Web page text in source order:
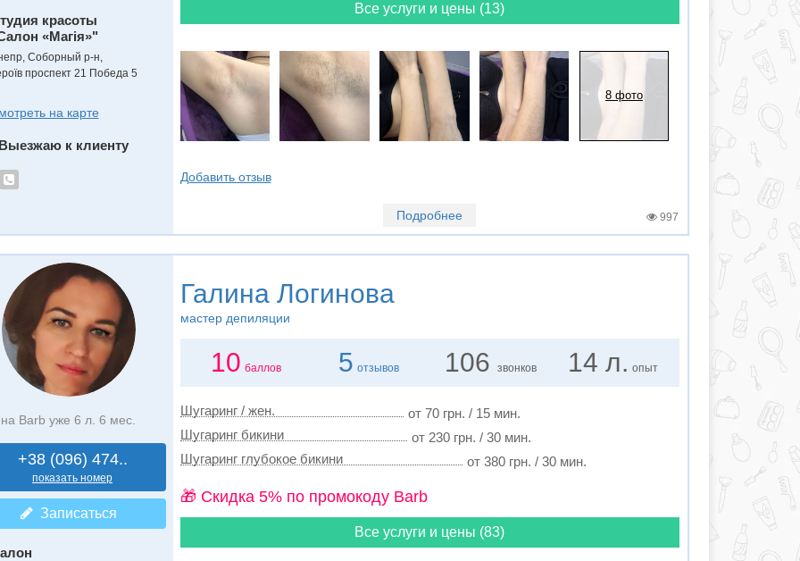
красоты
«Магія»"
Соборный р-н,
проспект 21 Победа 5
на карте
к клиенту
Все услуги и цены (13)
8 фото
Добавить отзыв
Подробнее 997
на Barb уже 6 л. 6 мес.
+38 (096) 474..
показать номер
Записаться
Галина Логинова
мастер депиляции
10 баллов 5 отзывов 106 звонков 14 л. опыт
Шугаринг / жен.
от 70 грн. / 15 мин.
Шугаринг бикини
от 230 грн. / 30 мин.
Шугаринг глубокое бикини
от 380 грн. / 30 мин.
🎁 Cкидка 5% по промокоду Barb
Все услуги и цены (83)